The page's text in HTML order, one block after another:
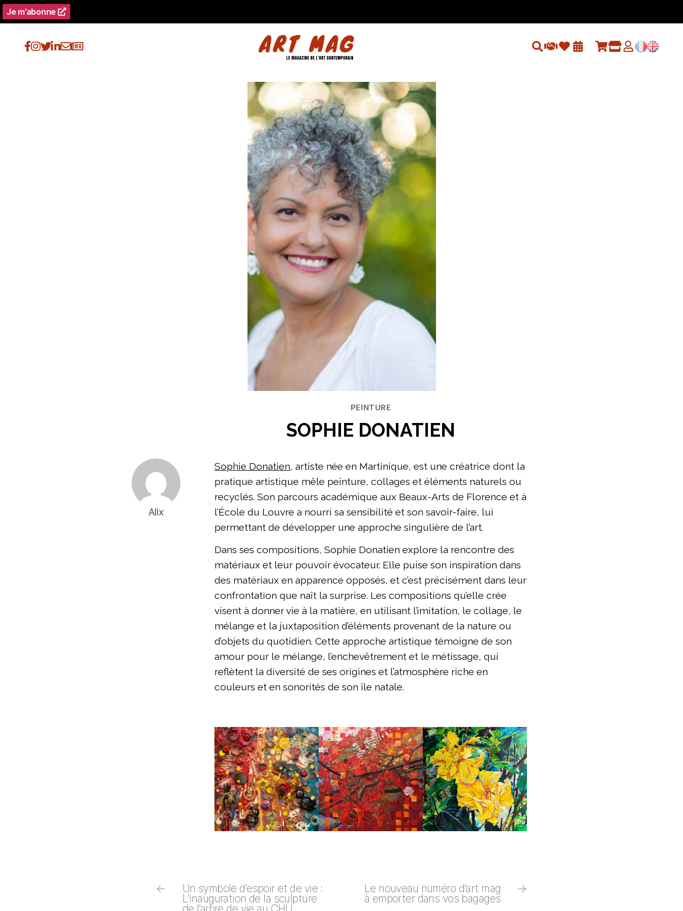
Je m’abonne
Catégories
PEINTURE
SOPHIE DONATIEN
Alix
Sophie Donatien, artiste née en Martinique, est une créatrice dont la
pratique artistique mêle peinture, collages et éléments naturels ou
recyclés. Son parcours académique aux Beaux-Arts de Florence et à
l’École du Louvre a nourri sa sensibilité et son savoir-faire, lui
permettant de développer une approche singulière de l’art.
Dans ses compositions, Sophie Donatien explore la rencontre des
matériaux et leur pouvoir évocateur. Elle puise son inspiration dans
des matériaux en apparence opposés, et c’est précisément dans leur
confrontation que naît la surprise. Les compositions qu’elle crée
visent à donner vie à la matière, en utilisant l’imitation, le collage, le
mélange et la juxtaposition d’éléments provenant de la nature ou
d’objets du quotidien. Cette approche artistique témoigne de son
amour pour le mélange, l’enchevêtrement et le métissage, qui
reflètent la diversité de ses origines et l’atmosphère riche en
couleurs et en sonorités de son île natale.
←
Un symbole d’espoir et de vie :
L’inauguration de la sculpture
→
Le nouveau numéro d’art mag
à emporter dans vos bagages